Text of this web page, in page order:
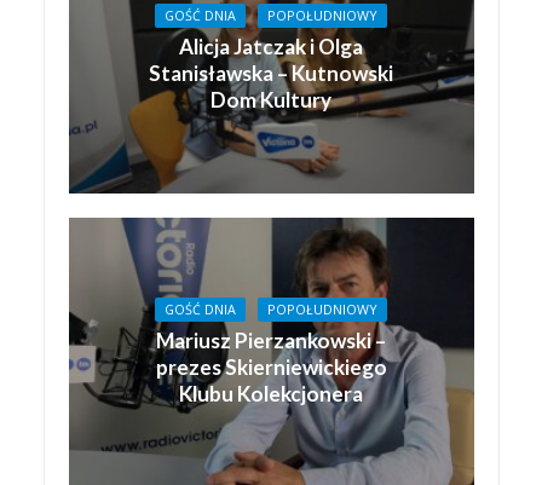
GOŚĆ DNIA POPOŁUDNIOWY
Alicja Jatczak i Olga
Stanisławska – Kutnowski
Dom Kultury
GOŚĆ DNIA POPOŁUDNIOWY
Mariusz Pierzankowski –
prezes Skierniewickiego
Klubu Kolekcjonera